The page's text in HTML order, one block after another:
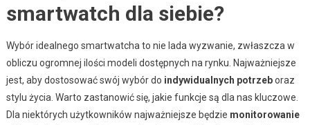
smartwatch dla siebie?
Wybór idealnego smartwatcha to nie lada wyzwanie, zwłaszcza w
obliczu ogromnej ilości modeli dostępnych na rynku. Najważniejsze
jest, aby dostosować swój wybór do indywidualnych potrzeboraz
stylu życia. Warto zastanowić się, jakie funkcje są dla nas kluczowe.
Dla niektórych użytkowników najważniejsze będzie monitorowanie